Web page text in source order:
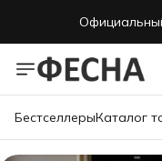
БестселлерыКаталог